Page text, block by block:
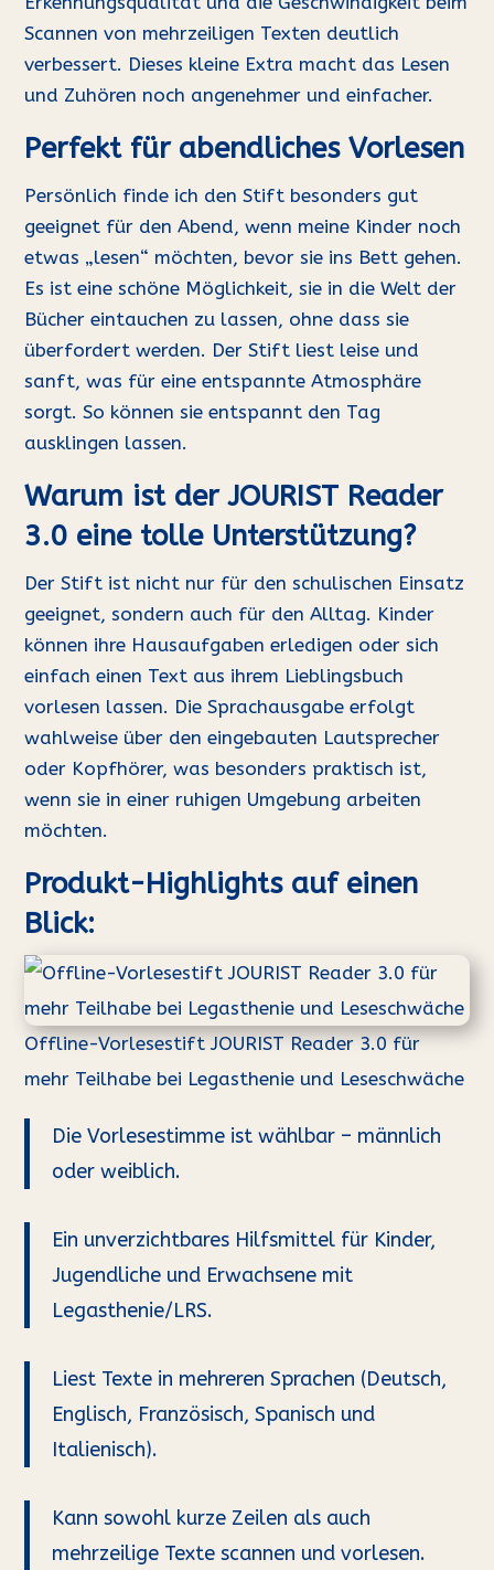
Scannen von mehrzeiligen Texten deutlich
verbessert. Dieses kleine Extra macht das Lesen
und Zuhören noch angenehmer und einfacher.
Perfekt für abendliches Vorlesen
Persönlich finde ich den Stift besonders gut
geeignet für den Abend, wenn meine Kinder noch
etwas „lesen“ möchten, bevor sie ins Bett gehen.
Es ist eine schöne Möglichkeit, sie in die Welt der
Bücher eintauchen zu lassen, ohne dass sie
überfordert werden. Der Stift liest leise und
sanft, was für eine entspannte Atmosphäre
sorgt. So können sie entspannt den Tag
ausklingen lassen.
Warum ist der JOURIST Reader
3.0 eine tolle Unterstützung?
Der Stift ist nicht nur für den schulischen Einsatz
geeignet, sondern auch für den Alltag. Kinder
können ihre Hausaufgaben erledigen oder sich
einfach einen Text aus ihrem Lieblingsbuch
vorlesen lassen. Die Sprachausgabe erfolgt
wahlweise über den eingebauten Lautsprecher
oder Kopfhörer, was besonders praktisch ist,
wenn sie in einer ruhigen Umgebung arbeiten
möchten.
Produkt-Highlights auf einen
Blick:
Offline-Vorlesestift JOURIST Reader 3.0 für
mehr Teilhabe bei Legasthenie und Leseschwäche
Die Vorlesestimme ist wählbar – männlich
oder weiblich.
Ein unverzichtbares Hilfsmittel für Kinder,
Jugendliche und Erwachsene mit
Legasthenie/LRS.
Liest Texte in mehreren Sprachen (Deutsch,
Englisch, Französisch, Spanisch und
Italienisch).
Kann sowohl kurze Zeilen als auch
mehrzeilige Texte scannen und vorlesen.